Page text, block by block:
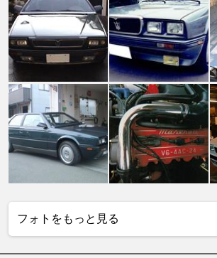
フォトをもっと見る